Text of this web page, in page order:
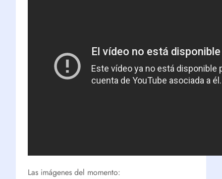
Las imágenes del momento: